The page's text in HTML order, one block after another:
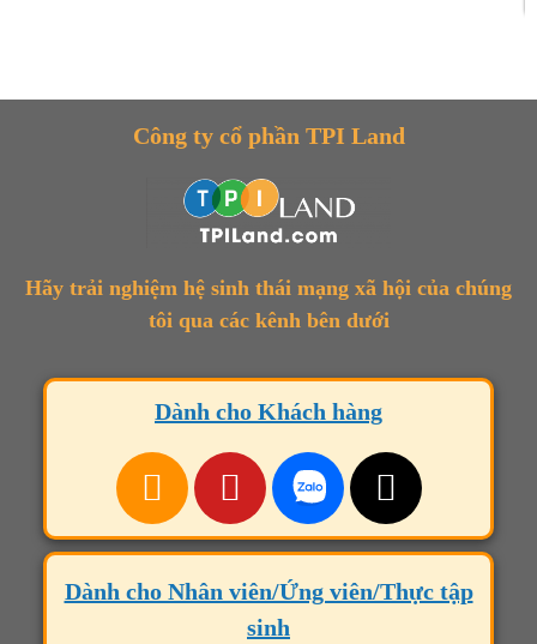
Công ty cổ phần TPI Land
Hãy trải nghiệm hệ sinh thái mạng xã hội của chúng
tôi qua các kênh bên dưới
Dành cho Khách hàng
Dành cho Nhân viên/Ứng viên/Thực tập
sinh